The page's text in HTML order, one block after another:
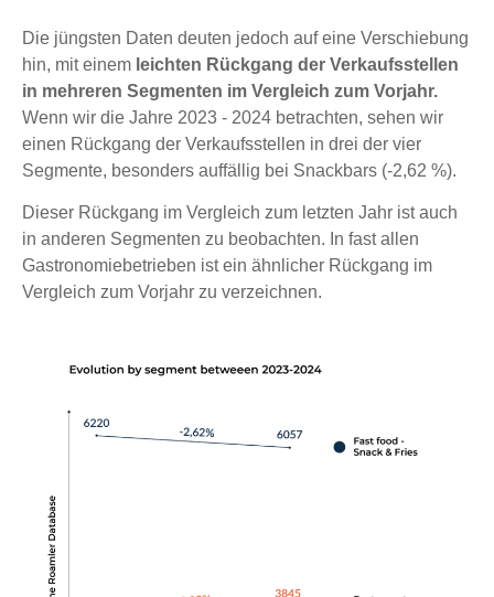
Die jüngsten Daten deuten jedoch auf eine Verschiebung
hin, mit einem leichten Rückgang der Verkaufsstellen
in mehreren Segmenten im Vergleich zum Vorjahr.
Wenn wir die Jahre 2023 - 2024 betrachten, sehen wir
einen Rückgang der Verkaufsstellen in drei der vier
Segmente, besonders auffällig bei Snackbars (-2,62 %).
Dieser Rückgang im Vergleich zum letzten Jahr ist auch
in anderen Segmenten zu beobachten. In fast allen
Gastronomiebetrieben ist ein ähnlicher Rückgang im
Vergleich zum Vorjahr zu verzeichnen.